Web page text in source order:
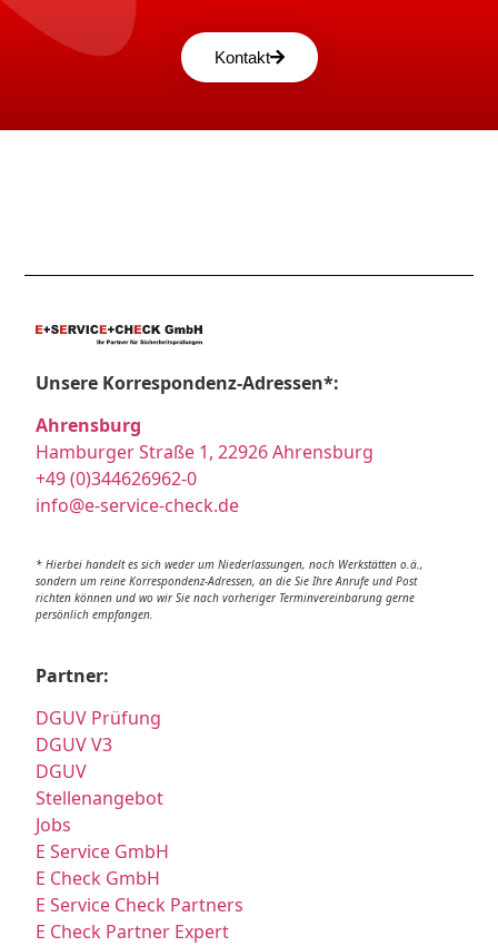
Kontakt
Unsere Korrespondenz-Adressen*:
Ahrensburg
Hamburger Straße 1, 22926 Ahrensburg
+49 (0)344626962-0
info@e-service-check.de
* Hierbei handelt es sich weder um Niederlassungen, noch Werkstätten o.ä.,
sondern um reine Korrespondenz-Adressen, an die Sie Ihre Anrufe und Post
richten können und wo wir Sie nach vorheriger Terminvereinbarung gerne
persönlich empfangen.
Partner:
DGUV Prüfung
DGUV V3
DGUV
Stellenangebot
Jobs
E Service GmbH
E Check GmbH
E Service Check Partners
E Check Partner Expert